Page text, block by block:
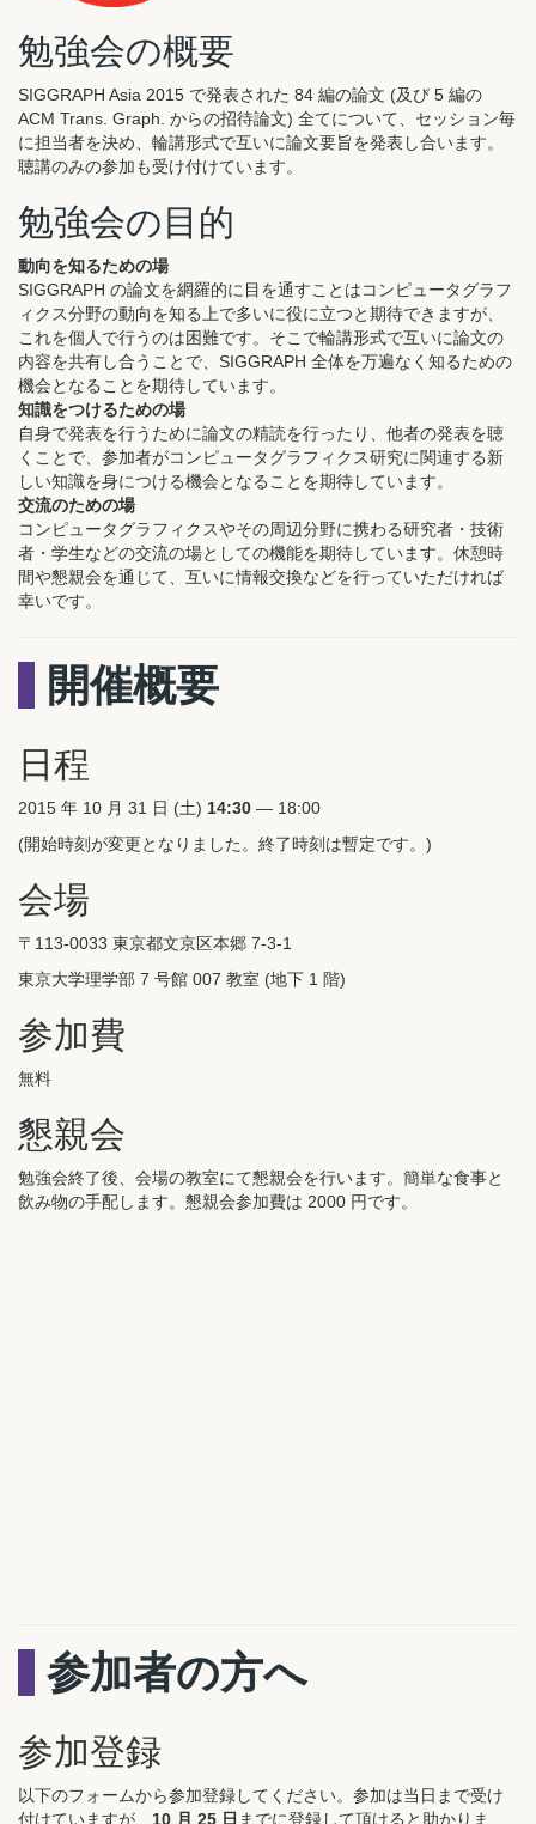
勉強会の概要
SIGGRAPH Asia 2015 で発表された 84 編の論文 (及び 5 編の
ACM Trans. Graph. からの招待論文) 全てについて、セッション毎
に担当者を決め、輪講形式で互いに論文要旨を発表し合います。
聴講のみの参加も受け付けています。
勉強会の目的
動向を知るための場
SIGGRAPH の論文を網羅的に目を通すことはコンピュータグラフ
ィクス分野の動向を知る上で多いに役に立つと期待できますが、
これを個人で行うのは困難です。そこで輪講形式で互いに論文の
内容を共有し合うことで、SIGGRAPH 全体を万遍なく知るための
機会となることを期待しています。
知識をつけるための場
自身で発表を行うために論文の精読を行ったり、他者の発表を聴
くことで、参加者がコンピュータグラフィクス研究に関連する新
しい知識を身につける機会となることを期待しています。
交流のための場
コンピュータグラフィクスやその周辺分野に携わる研究者・技術
者・学生などの交流の場としての機能を期待しています。休憩時
間や懇親会を通じて、互いに情報交換などを行っていただければ
幸いです。
開催概要
日程
2015 年 10 月 31 日 (土) 14:30 — 18:00
(開始時刻が変更となりました。終了時刻は暫定です。)
会場
〒113-0033 東京都文京区本郷 7-3-1
東京大学理学部 7 号館 007 教室 (地下 1 階)
参加費
無料
懇親会
勉強会終了後、会場の教室にて懇親会を行います。簡単な食事と
飲み物の手配します。懇親会参加費は 2000 円です。
参加者の方へ
参加登録
以下のフォームから参加登録してください。参加は当日まで受け
付けていますが、 10 月 25 日 までに登録して頂けると助かりま